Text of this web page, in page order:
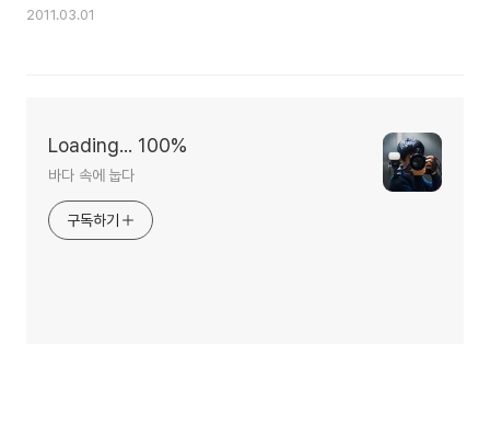
2011.03.01
Loading... 100%
바다 속에 눕다
구독하기